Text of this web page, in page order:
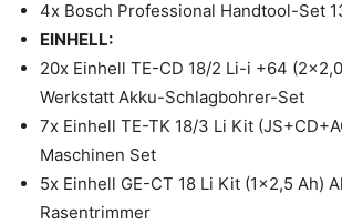
4x Bosch Professional Handtool-Set
EINHELL:
20x Einhell TE-CD 18/2 Li-i +64
Werkstatt Akku-Schlagbohrer-Set
7x Einhell TE-TK 18/3 Li Kit
Maschinen Set
5x Einhell GE-CT 18 Li Kit (1×2,5 Ah)
Rasentrimmer